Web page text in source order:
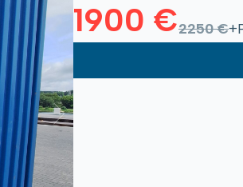
1900 €2250 €